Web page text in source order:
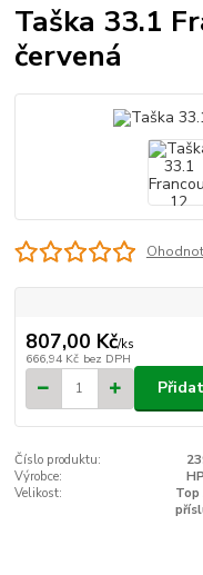
Taška 33.1
červená
807,00 Kč/ks
666,94 Kč bez DPH
Číslo produktu:
Výrobce:
Velikost: